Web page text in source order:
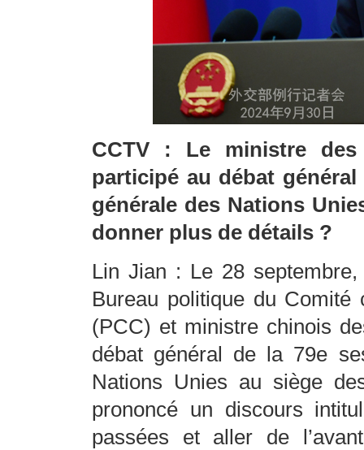
CCTV : Le ministre
participé au débat général
générale des Nations
donner plus de détails ?
Lin Jian : Le 28
Bureau politique du
(PCC) et ministre chinois
débat général de la 79e
Nations Unies au siège
prononcé un discours
passées et aller de